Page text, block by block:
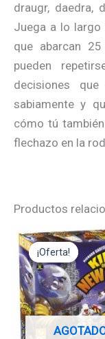
draugr, daedra,
Juega a lo largo
que abarcan
pueden
decisiones
sabiamente y
cómo tú
flechazo en la
Productos
¡Oferta!
¡Oferta!
El
precio
original
era:
34,95€.
El
es: